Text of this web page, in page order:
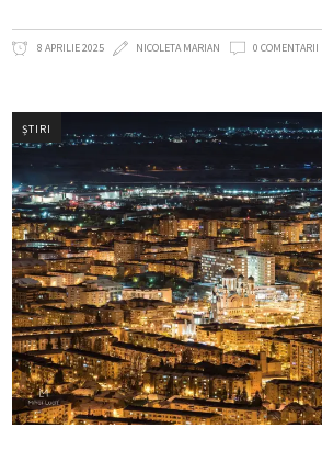
8 APRILIE 2025 NICOLETA MARIAN 0 COMENTARII
ȘTIRI